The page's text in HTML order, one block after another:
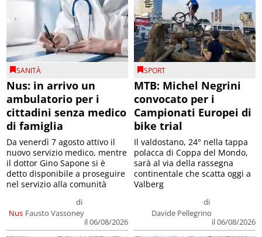
SANITÀ
Nus: in arrivo un
ambulatorio per i
cittadini senza medico
di famiglia
Nus
di
Fausto Vassoney
il 06/08/2026
Da venerdì 7 agosto attivo il
nuovo servizio medico, mentre
il dottor Gino Sapone si è
detto disponibile a proseguire
nel servizio alla comunità
SPORT
MTB: Michel Negrini
convocato per i
Campionati Europei di
bike trial
di
Davide Pellegrino
il 06/08/2026
Il valdostano, 24° nella tappa
polacca di Coppa del Mondo,
sarà al via della rassegna
continentale che scatta oggi a
Valberg